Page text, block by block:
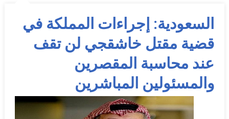
السعودية: إجراءات المملكة في
قضية مقتل خاشقجي لن تقف
عند محاسبة المقصرين
والمسئولين المباشرين